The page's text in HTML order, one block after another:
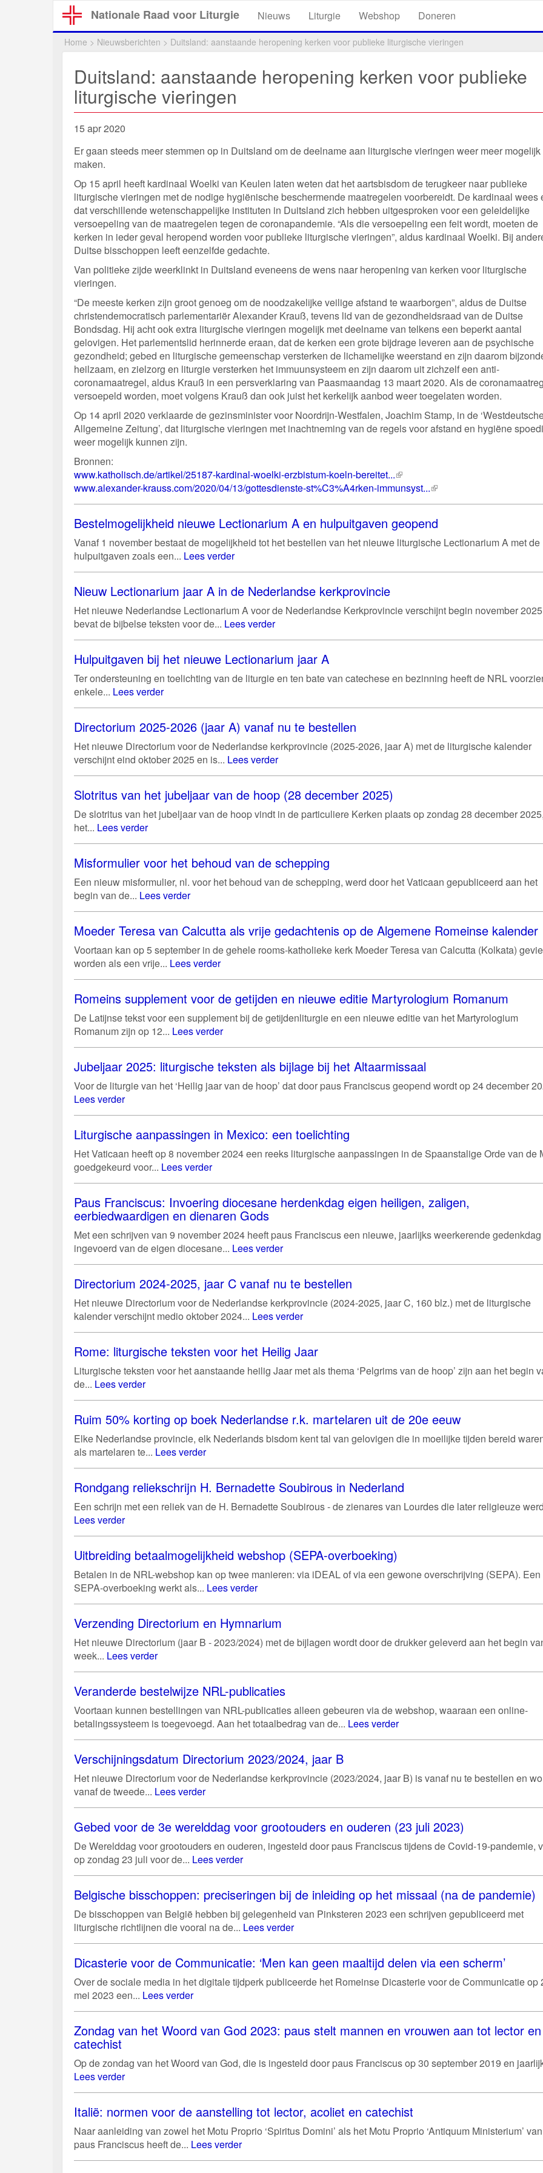
Nationale Raad voor Liturgie Nieuws Liturgie Webshop Doneren
Home > Nieuwsberichten > Duitsland: aanstaande heropening kerken voor publieke liturgische vieringen
Duitsland: aanstaande heropening kerken voor publieke
liturgische vieringen
15 apr 2020
Er gaan steeds meer stemmen op in Duitsland om de deelname aan liturgische vieringen weer meer mogelijk
maken.
Op 15 april heeft kardinaal Woelki van Keulen laten weten dat het aartsbisdom de terugkeer naar publieke
liturgische vieringen met de nodige hygiënische beschermende maatregelen voorbereidt. De kardinaal wees
dat verschillende wetenschappelijke instituten in Duitsland zich hebben uitgesproken voor een geleidelijke
versoepeling van de maatregelen tegen de coronapandemie. “Als die versoepeling een feit wordt, moeten de
kerken in ieder geval heropend worden voor publieke liturgische vieringen”, aldus kardinaal Woelki. Bij
Duitse bisschoppen leeft eenzelfde gedachte.
Van politieke zijde weerklinkt in Duitsland eveneens de wens naar heropening van kerken voor liturgische
vieringen.
“De meeste kerken zijn groot genoeg om de noodzakelijke veilige afstand te waarborgen”, aldus de Duitse
christendemocratisch parlementariër Alexander Krauß, tevens lid van de gezondheidsraad van de Duitse
Bondsdag. Hij acht ook extra liturgische vieringen mogelijk met deelname van telkens een beperkt aantal
gelovigen. Het parlementslid herinnerde eraan, dat de kerken een grote bijdrage leveren aan de psychische
gezondheid; gebed en liturgische gemeenschap versterken de lichamelijke weerstand en zijn daarom
heilzaam, en zielzorg en liturgie versterken het immuunsysteem en zijn daarom uit zichzelf een anti-
coronamaatregel, aldus Krauß in een persverklaring van Paasmaandag 13 maart 2020. Als de
versoepeld worden, moet volgens Krauß dan ook juist het kerkelijk aanbod weer toegelaten worden.
Op 14 april 2020 verklaarde de gezinsminister voor Noordrijn-Westfalen, Joachim Stamp, in de
Allgemeine Zeitung’, dat liturgische vieringen met inachtneming van de regels voor afstand en hygiëne
weer mogelijk kunnen zijn.
Bronnen:
www.katholisch.de/artikel/25187-kardinal-woelki-erzbistum-koeln-bereitet...(externe
link)
www.alexander-krauss.com/2020/04/13/gottesdienste-st%C3%A4rken-immunsyst...(externe
link)
Bestelmogelijkheid nieuwe Lectionarium A en hulpuitgaven geopend
Vanaf 1 november bestaat de mogelijkheid tot het bestellen van het nieuwe liturgische Lectionarium A met de
hulpuitgaven zoals een... Lees verder
Nieuw Lectionarium jaar A in de Nederlandse kerkprovincie
Het nieuwe Nederlandse Lectionarium A voor de Nederlandse Kerkprovincie verschijnt begin november
bevat de bijbelse teksten voor de... Lees verder
Hulpuitgaven bij het nieuwe Lectionarium jaar A
Ter ondersteuning en toelichting van de liturgie en ten bate van catechese en bezinning heeft de NRL
enkele... Lees verder
Directorium 2025-2026 (jaar A) vanaf nu te bestellen
Het nieuwe Directorium voor de Nederlandse kerkprovincie (2025-2026, jaar A) met de liturgische kalender
verschijnt eind oktober 2025 en is... Lees verder
Slotritus van het jubeljaar van de hoop (28 december 2025)
De slotritus van het jubeljaar van de hoop vindt in de particuliere Kerken plaats op zondag 28 december
het... Lees verder
Misformulier voor het behoud van de schepping
Een nieuw misformulier, nl. voor het behoud van de schepping, werd door het Vaticaan gepubliceerd aan het
begin van de... Lees verder
Moeder Teresa van Calcutta als vrije gedachtenis op de Algemene Romeinse kalender
Voortaan kan op 5 september in de gehele rooms-katholieke kerk Moeder Teresa van Calcutta (Kolkata)
worden als een vrije... Lees verder
Romeins supplement voor de getijden en nieuwe editie Martyrologium Romanum
De Latijnse tekst voor een supplement bij de getijdenliturgie en een nieuwe editie van het Martyrologium
Romanum zijn op 12... Lees verder
Jubeljaar 2025: liturgische teksten als bijlage bij het Altaarmissaal
Voor de liturgie van het ‘Heilig jaar van de hoop’ dat door paus Franciscus geopend wordt op 24 december
Lees verder
Liturgische aanpassingen in Mexico: een toelichting
Het Vaticaan heeft op 8 november 2024 een reeks liturgische aanpassingen in de Spaanstalige Orde van de
goedgekeurd voor... Lees verder
Paus Franciscus: Invoering diocesane herdenkdag eigen heiligen, zaligen,
eerbiedwaardigen en dienaren Gods
Met een schrijven van 9 november 2024 heeft paus Franciscus een nieuwe, jaarlijks weerkerende gedenkdag
ingevoerd van de eigen diocesane... Lees verder
Directorium 2024-2025, jaar C vanaf nu te bestellen
Het nieuwe Directorium voor de Nederlandse kerkprovincie (2024-2025, jaar C, 160 blz.) met de liturgische
kalender verschijnt medio oktober 2024... Lees verder
Rome: liturgische teksten voor het Heilig Jaar
Liturgische teksten voor het aanstaande heilig Jaar met als thema ‘Pelgrims van de hoop’ zijn aan het begin
de... Lees verder
Ruim 50% korting op boek Nederlandse r.k. martelaren uit de 20e eeuw
Elke Nederlandse provincie, elk Nederlands bisdom kent tal van gelovigen die in moeilijke tijden bereid
als martelaren te... Lees verder
Rondgang reliekschrijn H. Bernadette Soubirous in Nederland
Een schrijn met een reliek van de H. Bernadette Soubirous - de zienares van Lourdes die later religieuze
Lees verder
Uitbreiding betaalmogelijkheid webshop (SEPA-overboeking)
Betalen in de NRL-webshop kan op twee manieren: via iDEAL of via een gewone overschrijving (SEPA). Een
SEPA-overboeking werkt als... Lees verder
Verzending Directorium en Hymnarium
Het nieuwe Directorium (jaar B - 2023/2024) met de bijlagen wordt door de drukker geleverd aan het begin
week... Lees verder
Veranderde bestelwijze NRL-publicaties
Voortaan kunnen bestellingen van NRL-publicaties alleen gebeuren via de webshop, waaraan een online-
betalingssysteem is toegevoegd. Aan het totaalbedrag van de... Lees verder
Verschijningsdatum Directorium 2023/2024, jaar B
Het nieuwe Directorium voor de Nederlandse kerkprovincie (2023/2024, jaar B) is vanaf nu te bestellen en
vanaf de tweede... Lees verder
Gebed voor de 3e werelddag voor grootouders en ouderen (23 juli 2023)
De Werelddag voor grootouders en ouderen, ingesteld door paus Franciscus tijdens de Covid-19-pandemie,
op zondag 23 juli voor de... Lees verder
Belgische bisschoppen: preciseringen bij de inleiding op het missaal (na de pandemie)
De bisschoppen van België hebben bij gelegenheid van Pinksteren 2023 een schrijven gepubliceerd met
liturgische richtlijnen die vooral na de... Lees verder
Dicasterie voor de Communicatie: ‘Men kan geen maaltijd delen via een scherm’
Over de sociale media in het digitale tijdperk publiceerde het Romeinse Dicasterie voor de Communicatie op
mei 2023 een... Lees verder
Zondag van het Woord van God 2023: paus stelt mannen en vrouwen aan tot lector en
catechist
Op de zondag van het Woord van God, die is ingesteld door paus Franciscus op 30 september 2019 en
Lees verder
Italië: normen voor de aanstelling tot lector, acoliet en catechist
Naar aanleiding van zowel het Motu Proprio ‘Spiritus Domini’ als het Motu Proprio ‘Antiquum Ministerium’ van
paus Franciscus heeft de... Lees verder